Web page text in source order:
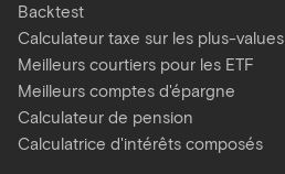
Backtest
Calculateur taxe sur les plus-values
Meilleurs courtiers pour les ETF
Meilleurs comptes d'épargne
Calculateur de pension
Calculatrice d'intérêts composés